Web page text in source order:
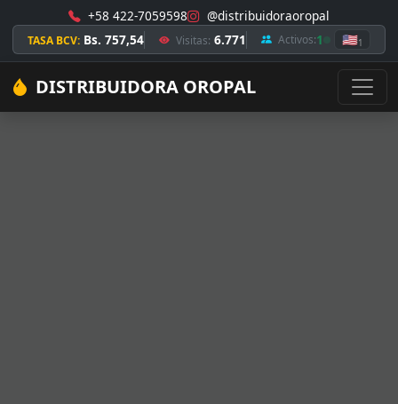
+58 422-7059598 @distribuidoraoropal
TASA BCV: Bs. 757,54 Visitas: 6.771 Activos:1 🇺🇸1
DISTRIBUIDORA OROPAL